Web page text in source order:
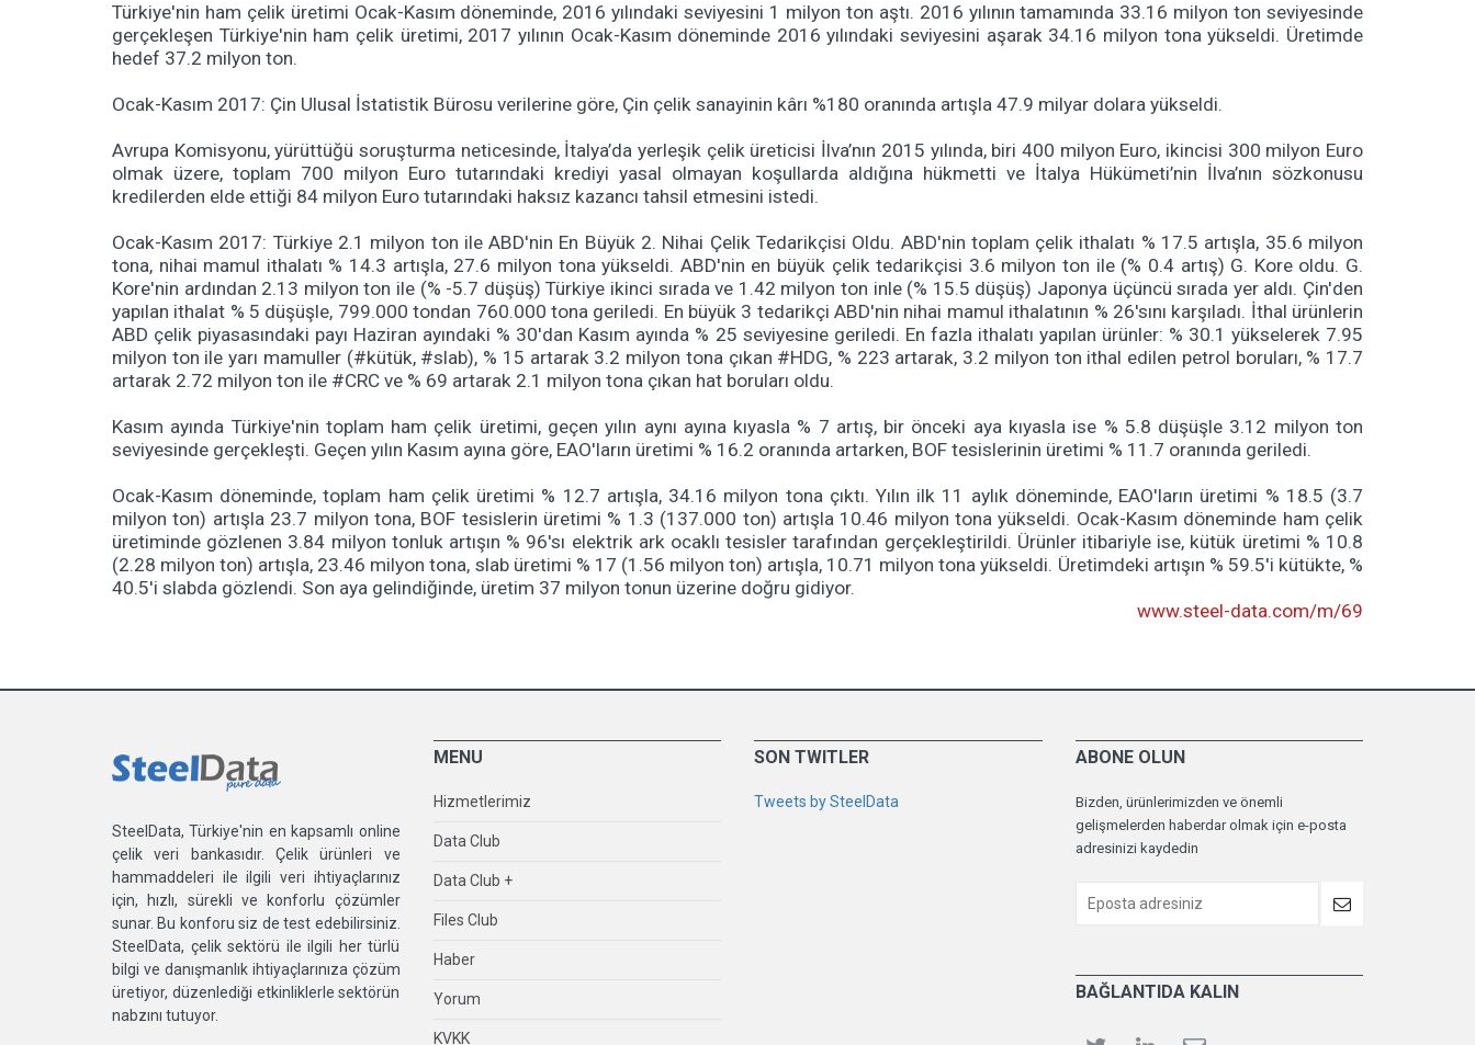
Türkiye'nin ham çelik üretimi Ocak-Kasım döneminde, 2016 yılındaki seviyesini 1 milyon ton aştı. 2016 yılının tamamında 33.16 milyon ton seviyesinde
gerçekleşen Türkiye'nin ham çelik üretimi, 2017 yılının Ocak-Kasım döneminde 2016 yılındaki seviyesini aşarak 34.16 milyon tona yükseldi. Üretimde
hedef 37.2 milyon ton.
Ocak-Kasım 2017: Çin Ulusal İstatistik Bürosu verilerine göre, Çin çelik sanayinin kârı %180 oranında artışla 47.9 milyar dolara yükseldi.
Avrupa Komisyonu, yürüttüğü soruşturma neticesinde, İtalya’da yerleşik çelik üreticisi İlva’nın 2015 yılında, biri 400 milyon Euro, ikincisi 300 milyon Euro
olmak üzere, toplam 700 milyon Euro tutarındaki krediyi yasal olmayan koşullarda aldığına hükmetti ve İtalya Hükümeti’nin İlva’nın sözkonusu
kredilerden elde ettiği 84 milyon Euro tutarındaki haksız kazancı tahsil etmesini istedi.
Ocak-Kasım 2017: Türkiye 2.1 milyon ton ile ABD'nin En Büyük 2. Nihai Çelik Tedarikçisi Oldu. ABD'nin toplam çelik ithalatı % 17.5 artışla, 35.6 milyon
tona, nihai mamul ithalatı % 14.3 artışla, 27.6 milyon tona yükseldi. ABD'nin en büyük çelik tedarikçisi 3.6 milyon ton ile (% 0.4 artış) G. Kore oldu. G.
Kore'nin ardından 2.13 milyon ton ile (% -5.7 düşüş) Türkiye ikinci sırada ve 1.42 milyon ton inle (% 15.5 düşüş) Japonya üçüncü sırada yer aldı. Çin'den
yapılan ithalat % 5 düşüşle, 799.000 tondan 760.000 tona geriledi. En büyük 3 tedarikçi ABD'nin nihai mamul ithalatının % 26'sını karşıladı. İthal ürünlerin
ABD çelik piyasasındaki payı Haziran ayındaki % 30'dan Kasım ayında % 25 seviyesine geriledi. En fazla ithalatı yapılan ürünler: % 30.1 yükselerek 7.95
milyon ton ile yarı mamuller (#kütük, #slab), % 15 artarak 3.2 milyon tona çıkan #HDG, % 223 artarak, 3.2 milyon ton ithal edilen petrol boruları, % 17.7
artarak 2.72 milyon ton ile #CRC ve % 69 artarak 2.1 milyon tona çıkan hat boruları oldu.
Kasım ayında Türkiye'nin toplam ham çelik üretimi, geçen yılın aynı ayına kıyasla % 7 artış, bir önceki aya kıyasla ise % 5.8 düşüşle 3.12 milyon ton
seviyesinde gerçekleşti. Geçen yılın Kasım ayına göre, EAO'ların üretimi % 16.2 oranında artarken, BOF tesislerinin üretimi % 11.7 oranında geriledi.
Ocak-Kasım döneminde, toplam ham çelik üretimi % 12.7 artışla, 34.16 milyon tona çıktı. Yılın ilk 11 aylık döneminde, EAO'ların üretimi % 18.5 (3.7
milyon ton) artışla 23.7 milyon tona, BOF tesislerin üretimi % 1.3 (137.000 ton) artışla 10.46 milyon tona yükseldi. Ocak-Kasım döneminde ham çelik
üretiminde gözlenen 3.84 milyon tonluk artışın % 96'sı elektrik ark ocaklı tesisler tarafından gerçekleştirildi. Ürünler itibariyle ise, kütük üretimi % 10.8
(2.28 milyon ton) artışla, 23.46 milyon tona, slab üretimi % 17 (1.56 milyon ton) artışla, 10.71 milyon tona yükseldi. Üretimdeki artışın % 59.5'i kütükte, %
40.5'i slabda gözlendi. Son aya gelindiğinde, üretim 37 milyon tonun üzerine doğru gidiyor.
www.steel-data.com/m/69
SteelData, Türkiye'nin en kapsamlı online
çelik veri bankasıdır. Çelik ürünleri ve
hammaddeleri ile ilgili veri ihtiyaçlarınız
için, hızlı, sürekli ve konforlu çözümler
sunar. Bu konforu siz de test edebilirsiniz.
SteelData, çelik sektörü ile ilgili her türlü
bilgi ve danışmanlık ihtiyaçlarınıza çözüm
üretiyor, düzenlediği etkinliklerle sektörün
nabzını tutuyor.
MENU
Hizmetlerimiz
Data Club
Data Club +
Files Club
Haber
Yorum
KVKK
SON TWITLER
Tweets by SteelData
ABONE OLUN
Bizden, ürünlerimizden ve önemli
gelişmelerden haberdar olmak için e-posta
adresinizi kaydedin
BAĞLANTIDA KALIN